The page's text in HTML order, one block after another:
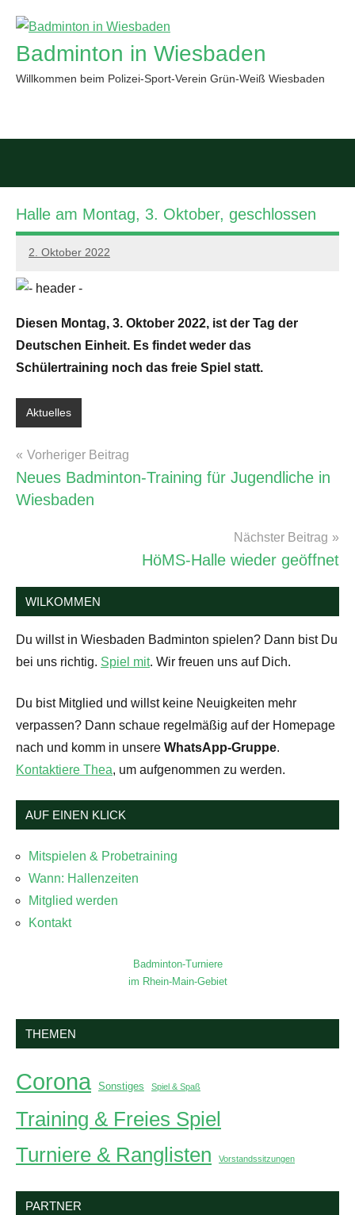
Inhalt
springen
Badminton in Wiesbaden
Willkommen beim Polizei-Sport-Verein Grün-Weiß Wiesbaden
Halle am Montag, 3. Oktober, geschlossen
2. Oktober 2022
PSV
GWW
Diesen Montag, 3. Oktober 2022, ist der Tag der
Deutschen Einheit. Es findet weder das
Schülertraining noch das freie Spiel statt.
&
Freies
Spiel
Aktuelles
Beitragsnavigation
Vorheriger Beitrag
Neues Badminton-Training für Jugendliche in
Wiesbaden
Nächster Beitrag
HöMS-Halle wieder geöffnet
WILKOMMEN
Du willst in Wiesbaden Badminton spielen? Dann bist Du
bei uns richtig. Spiel mit. Wir freuen uns auf Dich.
Du bist Mitglied und willst keine Neuigkeiten mehr
verpassen? Dann schaue regelmäßig auf der Homepage
nach und komm in unsere WhatsApp-Gruppe.
Kontaktiere Thea, um aufgenommen zu werden.
AUF EINEN KLICK
Mitspielen & Probetraining
Wann: Hallenzeiten
Mitglied werden
Kontakt
Badminton-Turniere
im Rhein-Main-Gebiet
THEMEN
Corona Sonstiges Spiel & Spaß
Training & Freies Spiel
Turniere & Ranglisten
Vorstandssitzungen
PARTNER